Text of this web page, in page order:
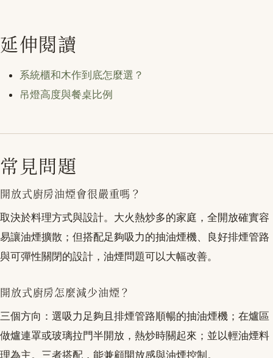
延伸閱讀
系統櫃和木作到底怎麼選？
吊燈高度與餐桌比例
常見問題
開放式廚房油煙會很嚴重嗎？
取決於料理方式與設計。大火熱炒多的家庭，全開放確實容
易讓油煙擴散；但搭配足夠吸力的抽油煙機、良好排煙管路
與可彈性關閉的設計，油煙問題可以大幅改善。
開放式廚房怎麼減少油煙？
三個方向：選吸力足夠且排煙管路順暢的抽油煙機；在爐區
做爐連罩或玻璃拉門半開放，熱炒時關起來；並以輕油煙料
理為主。三者搭配，能兼顧開放感與油煙控制。